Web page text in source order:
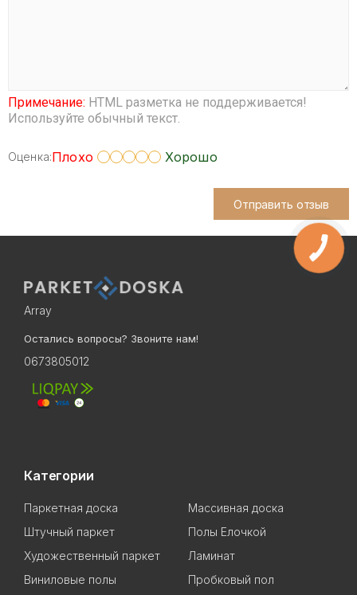
Примечание: HTML разметка не поддерживается!
Используйте обычный текст.
Оценка:Плохо Хорошо
Отправить отзыв
Array
Остались вопросы? Звоните нам!
0673805012
Категории
Паркетная доска
Массивная доска
Штучный паркет
Полы Елочкой
Художественный паркет
Ламинат
Виниловые полы
Пробковый пол